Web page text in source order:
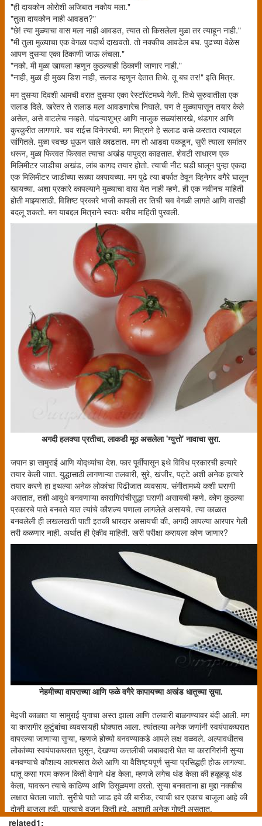
"ही दायकोन ओरोशी अजिबात नकोय मला."
"तुला दायकोन नाही आवडत?"
"छे! त्या मुळ्याचा वास मला नाही आवडत, त्यात तो किसलेला मुळा तर त्याहून नाही."
"मी तुला मुळ्याचा एक वेगळा पदार्थ दाखवतो. तो नक्कीच आवडेल बघ. पुढच्या वेळेस
आपण दुसऱ्या एका ठिकाणी जाऊ लंचला."
"नको. मी मुळा खायला म्हणून कुठल्याही ठिकाणी जाणार नाही."
"नाही, मुळा ही मुख्य डिश नाही, सलाड म्हणून देतात तिथे. तू बघ तर!" इति मित्र.
मग दुसऱ्या दिवशी आमची वरात दुसऱ्या एका रेस्टॉरंटमध्ये गेली. तिथे सुरुवातीला एक
सलाड दिले. खरेतर ते सलाड मला आवडणारेच निघाले. पण ते मुळ्यापासून तयार केले
असेल, असे वाटलेच नव्हते. पांढऱ्याशुभ्र आणि नाजुक सळ्यांसारखे, थंडगार आणि
कुरकुरीत लागणारे. चव राईस विनेगरची. मग मित्राने हे सलाड कसे करतात त्याबद्दल
सांगितले. मुळा स्वच्छ धुऊन साले काढतात. मग तो आडवा पकडून, सुरी त्याला समांतर
धरून, मुळा फिरवत फिरवत त्याचा अखंड पापुद्रा काढतात. शेवटी साधारण एक
मिलिमीटर जाडीचा अखंड, लांब कागद तयार होतो. त्याची नीट घडी घालून पुन्हा एकदा
एक मिलिमीटर जाडीच्या सळ्या कापायच्या. मग पुढे त्या बर्फात ठेवून व्हिनेगर वगैरे घालून
खायच्या. अशा प्रकारे कापल्याने मुळ्याचा वास येत नाही म्हणे. ही एक नवीनच माहिती
होती माझ्यासाठी. विशिष्ट प्रकारे भाजी कापली तर तिची चव वेगळी लागते आणि वासही
बदलू शकतो. मग याबद्दल मित्राने स्वतः बरीच माहिती पुरवली.
अगदी हलक्या प्रतीचा, लाकडी मूठ असलेला 'ग्युत्तो' नावाचा सुरा.
जपान हा सामुराई आणि योद्ध्यांचा देश. फार पूर्वीपासून इथे विविध प्रकारची हत्यारे
तयार केली जात. युद्धासाठी लागणाऱ्या तलवारी, सुरे, खंजीर, पट्टे अशी अनेक हत्यारे
तयार करणे हा इथल्या अनेक लोकांचा पिढीजात व्यवसाय. संगीतामध्ये कशी घराणी
असतात, तशी आयुधे बनवणाऱ्या कारागिरांचीसुद्धा घराणी असायची म्हणे. कोण कुठल्या
प्रकारचे पाते बनवते यात त्यांचे कौशल्य पणाला लागलेले असायचे. त्या काळात
बनवलेली ही लखलखती पाती इतकी धारदार असायची की, अगदी आपल्या आरपार गेली
तरी कळणार नाही. अर्थात ही ऐकीव माहिती. खरी परीक्षा करायला कोण जाणार?
नेहमीच्या वापराच्या आणि फळे वगैरे कापायच्या अखंड धातूच्या सुर्‍या.
मेइजी काळात या सामुराई युगाचा अस्त झाला आणि तलवारी बाळगण्यावर बंदी आली. मग
या कारागीर कुटुंबांचा व्यवसायही धोक्यात आला. त्यांतल्या अनेक जणांनी स्वयंपाकघरात
वापरल्या जाणाऱ्या सुऱ्या, म्हणजे होच्यो बनवण्याकडे आपले लक्ष वळवले. अल्पावधीतच
लोकांच्या स्वयंपाकघरात घुसून, देखण्या कत्तलीची जबाबदारी घेत या कारागिरांनी सुऱ्या
बनवण्याचे कौशल्य आत्मसात केले आणि या वैशिष्ट्यपूर्ण सुऱ्या प्रसिद्धही होऊ लागल्या.
धातू कसा गरम करून किती वेगाने थंड केला, म्हणजे लगेच थंड केला की हळूहळू थंड
केला, यावरून त्याचे काठिण्य आणि ठिसूळपणा ठरतो. सुऱ्या बनवताना हा मुद्दा नक्कीच
लक्षात घेतला जातो. सुरीचे पाते जाड हवे की बारीक, त्याची धार एकाच बाजूला आहे की
दोन्ही बाजूला हवी, पात्याचे वजन किती हवे, अशाही अनेक गोष्टी असतात.
related1: